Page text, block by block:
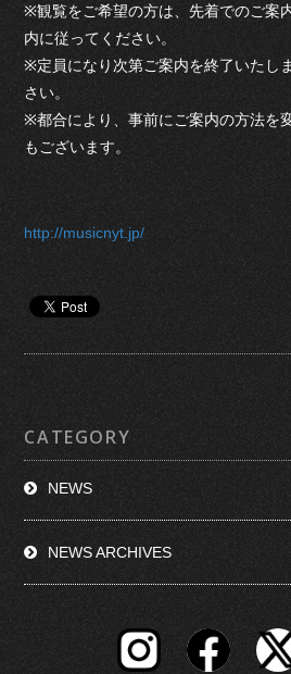
※観覧をご希望の方は、先着でのご案
内に従ってください。
※定員になり次第ご案内を終了いたし
さい。
※都合により、事前にご案内の方法を
もございます。
http://musicnyt.jp/
CATEGORY
NEWS
NEWS ARCHIVES